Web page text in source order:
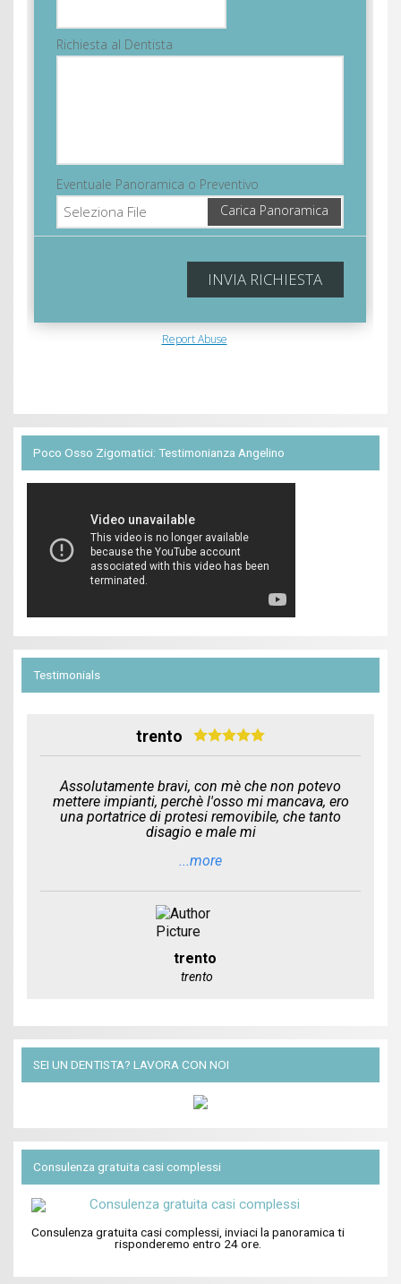
Poco Osso Zigomatici: Testimonianza Angelino
Testimonials
trento
Assolutamente bravi, con mè che non potevo
mettere impianti, perchè l'osso mi mancava, ero
una portatrice di protesi removibile, che tanto
disagio e male mi
...more
trento
trento
SEI UN DENTISTA? LAVORA CON NOI
Consulenza gratuita casi complessi
Consulenza gratuita casi complessi, inviaci la panoramica ti
risponderemo entro 24 ore.